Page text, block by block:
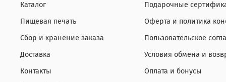
Каталог
Пищевая печать
Сбор и хранение заказа
Доставка
Контакты
Подарочные
Оферта и политика
Пользовательское
Условия обмена и
Оплата и бонусы